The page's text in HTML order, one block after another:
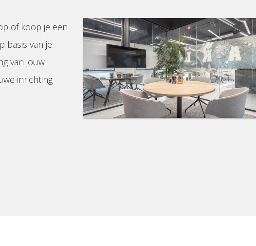
of koop je een
basis van je
van jouw
inrichting